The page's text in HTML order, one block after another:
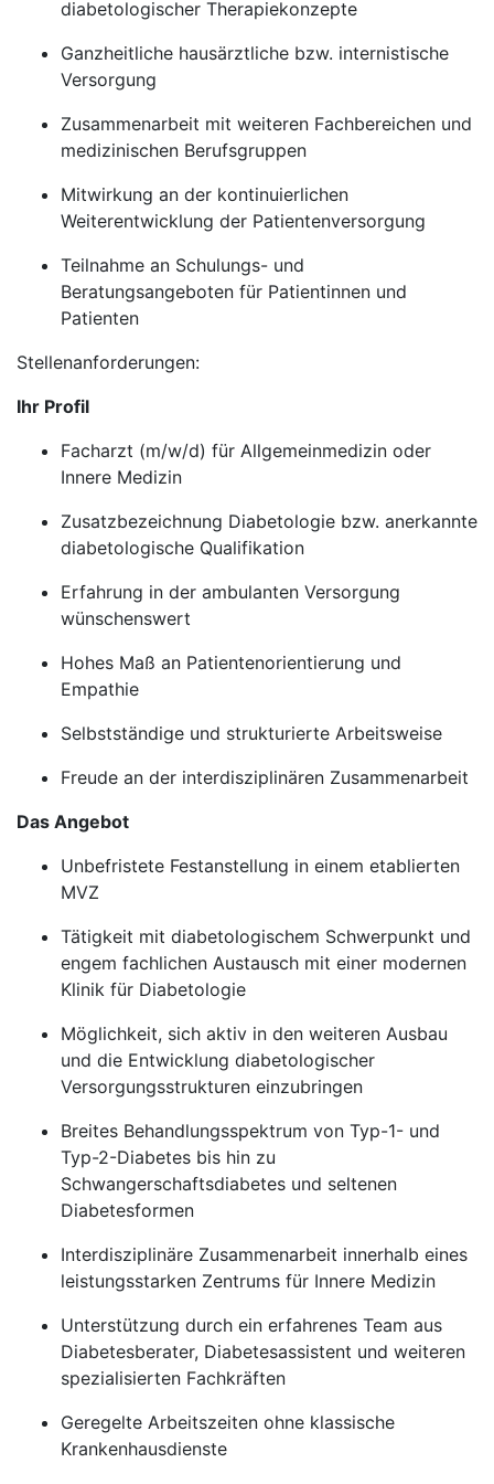
diabetologischer Therapiekonzepte
Ganzheitliche hausärztliche bzw. internistische
Versorgung
Zusammenarbeit mit weiteren Fachbereichen und
medizinischen Berufsgruppen
Mitwirkung an der kontinuierlichen
Weiterentwicklung der Patientenversorgung
Teilnahme an Schulungs- und
Beratungsangeboten für Patientinnen und
Patienten
Stellenanforderungen:
Ihr Profil
Facharzt (m/w/d) für Allgemeinmedizin oder
Innere Medizin
Zusatzbezeichnung Diabetologie bzw. anerkannte
diabetologische Qualifikation
Erfahrung in der ambulanten Versorgung
wünschenswert
Hohes Maß an Patientenorientierung und
Empathie
Selbstständige und strukturierte Arbeitsweise
Freude an der interdisziplinären Zusammenarbeit
Das Angebot
Unbefristete Festanstellung in einem etablierten
MVZ
Tätigkeit mit diabetologischem Schwerpunkt und
engem fachlichen Austausch mit einer modernen
Klinik für Diabetologie
Möglichkeit, sich aktiv in den weiteren Ausbau
und die Entwicklung diabetologischer
Versorgungsstrukturen einzubringen
Breites Behandlungsspektrum von Typ-1- und
Typ-2-Diabetes bis hin zu
Schwangerschaftsdiabetes und seltenen
Diabetesformen
Interdisziplinäre Zusammenarbeit innerhalb eines
leistungsstarken Zentrums für Innere Medizin
Unterstützung durch ein erfahrenes Team aus
Diabetesberater, Diabetesassistent und weiteren
spezialisierten Fachkräften
Geregelte Arbeitszeiten ohne klassische
Krankenhausdienste